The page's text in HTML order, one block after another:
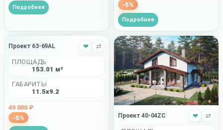
Подробнее
-5%
Подробнее
Проект 63-69AL ❤ ⇄
ПЛОЩАДЬ
153.01 м²
ГАБАРИТЫ
11.5x9.2
49 000 ₽
-5%
Проект 40-04ZC ❤ ⇄